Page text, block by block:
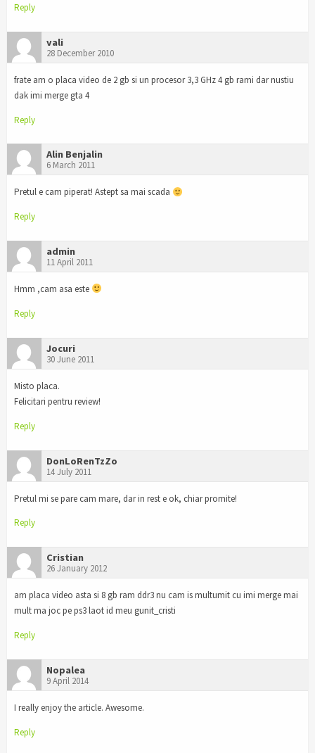
Reply
vali
28 December 2010
frate am o placa video de 2 gb si un procesor 3,3 GHz 4 gb rami dar nustiu
dak imi merge gta 4
Reply
Alin Benjalin
6 March 2011
Pretul e cam piperat! Astept sa mai scada
Reply
admin
11 April 2011
Hmm ,cam asa este
Reply
Jocuri
30 June 2011
Misto placa.
Felicitari pentru review!
Reply
DonLoRenTzZo
14 July 2011
Pretul mi se pare cam mare, dar in rest e ok, chiar promite!
Reply
Cristian
26 January 2012
am placa video asta si 8 gb ram ddr3 nu cam is multumit cu imi merge mai
mult ma joc pe ps3 laot id meu gunit_cristi
Reply
Nopalea
9 April 2014
I really enjoy the article. Awesome.
Reply